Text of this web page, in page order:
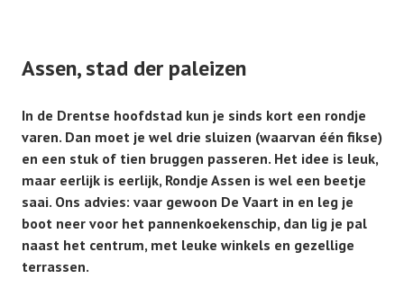
Assen, stad der paleizen
In de Drentse hoofdstad kun je sinds kort een rondje
varen. Dan moet je wel drie sluizen (waarvan één fikse)
en een stuk of tien bruggen passeren. Het idee is leuk,
maar eerlijk is eerlijk, Rondje Assen is wel een beetje
saai. Ons advies: vaar gewoon De Vaart in en leg je
boot neer voor het pannenkoekenschip, dan lig je pal
naast het centrum, met leuke winkels en gezellige
terrassen.